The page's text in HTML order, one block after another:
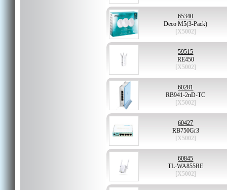
65340
Deco M5(3-Pack)
[X5002]
59515
RE450
[X5002]
60281
RB941-2nD-TC
[X5002]
60427
RB750Gr3
[X5002]
60845
TL-WA855RE
[X5002]